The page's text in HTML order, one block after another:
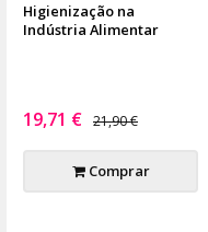
Higienização na
Indústria Alimentar
19,71 € 21,90 €
Comprar